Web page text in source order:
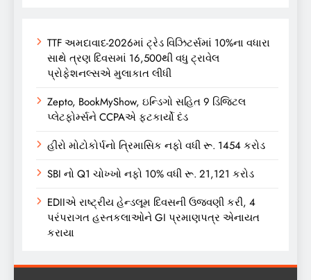
TTF અમદાવાદ-2026માં ટ્રેડ વિઝિટર્સમાં 10%ના વધારા
સાથે ત્રણ દિવસમાં 16,500થી વધુ ટ્રાવેલ
પ્રોફેશનલ્સએ મુલાકાત લીધી
Zepto, BookMyShow, ઇન્ડિગો સહિત 9 ડિજિટલ
પ્લેટફોર્મ્સને CCPAએ ફટકાર્યો દંડ
હીરો મોટોકોર્પનો ત્રિમાસિક નફો વધી રૂ. 1454 કરોડ
SBI નો Q1 ચોખ્ખો નફો 10% વધી રૂ. 21,121 કરોડ
EDIIએ રાષ્ટ્રીય હેન્ડલૂમ દિવસની ઉજવણી કરી, 4
પરંપરાગત હસ્તકલાઓને GI પ્રમાણપત્ર એનાયત
કરાયા